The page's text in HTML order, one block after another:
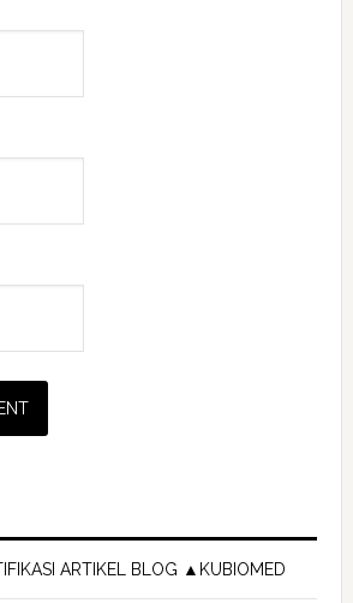
ARTIKEL BLOG ▲KUBIOMED